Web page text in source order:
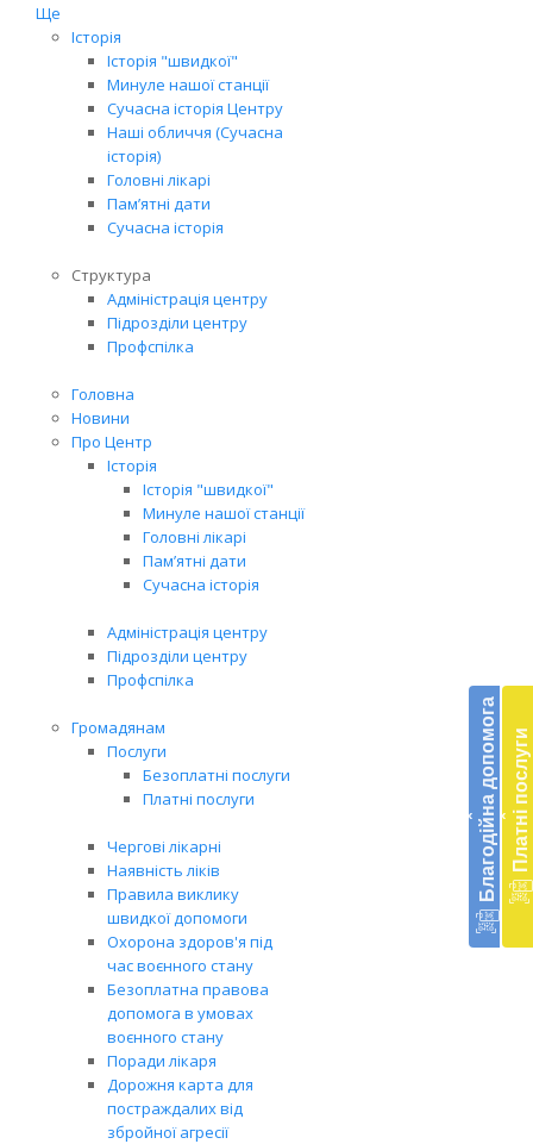
Ще
Історія
Історія "швидкої"
Минуле нашої станції
Сучасна історія Центру
Наші обличчя (Сучасна
історія)
Головні лікарі
Пам’ятні дати
Сучасна історія
Структура
Адміністрація центру
Підрозділи центру
Профспілка
Головна
Новини
Про Центр
Історія
Історія "швидкої"
Минуле нашої станції
Головні лікарі
Пам’ятні дати
Сучасна історія
Адміністрація центру
Підрозділи центру
Профспілка
Громадянам
Послуги
Безоплатні послуги
Платні послуги
Чергові лікарні
Наявність ліків
Правила виклику
швидкої допомоги
Охорона здоров'я під
час воєнного стану
Безоплатна правова
допомога в умовах
воєнного стану
Поради лікаря
Дорожня карта для
постраждалих від
збройної агресії
‹ Благодійна допомога ‹ Платні послуги